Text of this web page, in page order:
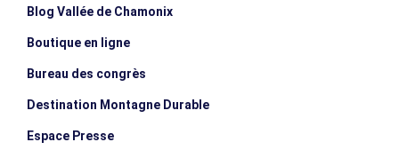
Blog Vallée de Chamonix
Boutique en ligne
Bureau des congrès
Destination Montagne Durable
Espace Presse